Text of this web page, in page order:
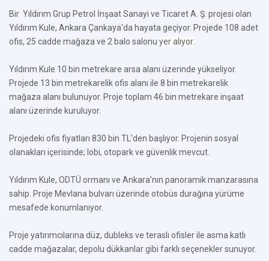
Bir Yıldırım Grup Petrol İnşaat Sanayi ve Ticaret A. Ş. projesi olan
Yıldırım Kule, Ankara Çankaya'da hayata geçiyor. Projede 108 adet
ofis, 25 cadde mağaza ve 2 balo salonu yer alıyor.
Yıldırım Kule 10 bin metrekare arsa alanı üzerinde yükseliyor.
Projede 13 bin metrekarelik ofis alanı ile 8 bin metrekarelik
mağaza alanı bulunuyor. Proje toplam 46 bin metrekare inşaat
alanı üzerinde kuruluyor.
Projedeki ofis fiyatları 830 bin TL'den başlıyor. Projenin sosyal
olanakları içerisinde; lobi, otopark ve güvenlik mevcut.
Yıldırım Kule, ODTÜ ormanı ve Ankara'nın panoramik manzarasına
sahip. Proje Mevlana bulvarı üzerinde otobüs durağına yürüme
mesafede konumlanıyor.
Proje yatırımcılarına düz, dubleks ve teraslı ofisler ile asma katlı
cadde mağazalar, depolu dükkanlar gibi farklı seçenekler sunuyor.